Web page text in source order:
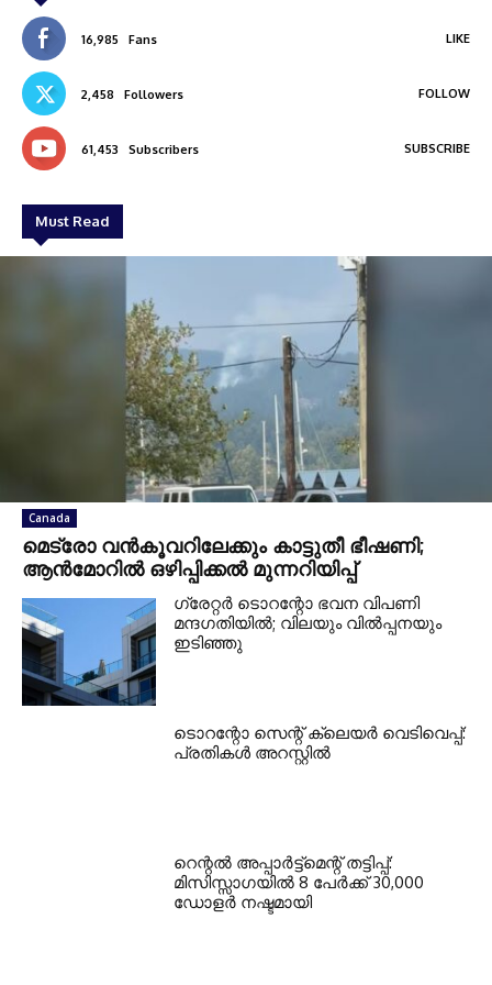
16,985 Fans LIKE
2,458 Followers FOLLOW
61,453 Subscribers SUBSCRIBE
Must Read
Canada
മെട്രോ വൻകൂവറിലേക്കും കാട്ടുതീ ഭീഷണി;
ആൻമോറിൽ ഒഴിപ്പിക്കൽ മുന്നറിയിപ്പ്
ഗ്രേറ്റര്‍ ടൊറന്റോ ഭവന വിപണി
മന്ദഗതിയില്‍; വിലയും വില്‍പ്പനയും
ഇടിഞ്ഞു
ടൊറന്റോ സെന്റ് ക്ലെയര്‍ വെടിവെപ്പ്:
പ്രതികള്‍ അറസ്റ്റില്‍
റെന്റല്‍ അപ്പാര്‍ട്ട്‌മെന്റ് തട്ടിപ്പ്:
മിസിസ്സാഗയില്‍ 8 പേര്‍ക്ക് 30,000
ഡോളര്‍ നഷ്ടമായി